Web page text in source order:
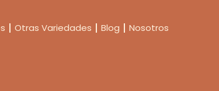
Otras Variedades Blog Nosotros